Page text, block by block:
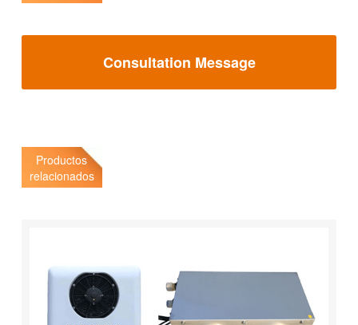
Consultation Message
Productos
relacionados